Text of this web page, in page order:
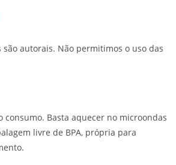
são autorais. Não permitimos o uso das
consumo. Basta aquecer no microondas
livre de BPA, própria para